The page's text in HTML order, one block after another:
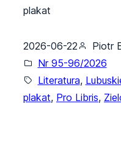
plakat
2026-06-22 Piotr
Nr 95-96/2026
Literatura,
plakat, Pro Libris,